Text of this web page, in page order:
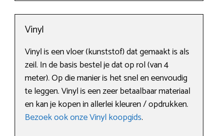
Vinyl
Vinyl is een vloer (kunststof) dat gemaakt is als
zeil. In de basis bestel je dat op rol (van 4
meter). Op die manier is het snel en eenvoudig
te leggen. Vinyl is een zeer betaalbaar materiaal
en kan je kopen in allerlei kleuren / opdrukken.
Bezoek ook onze Vinyl koopgids.